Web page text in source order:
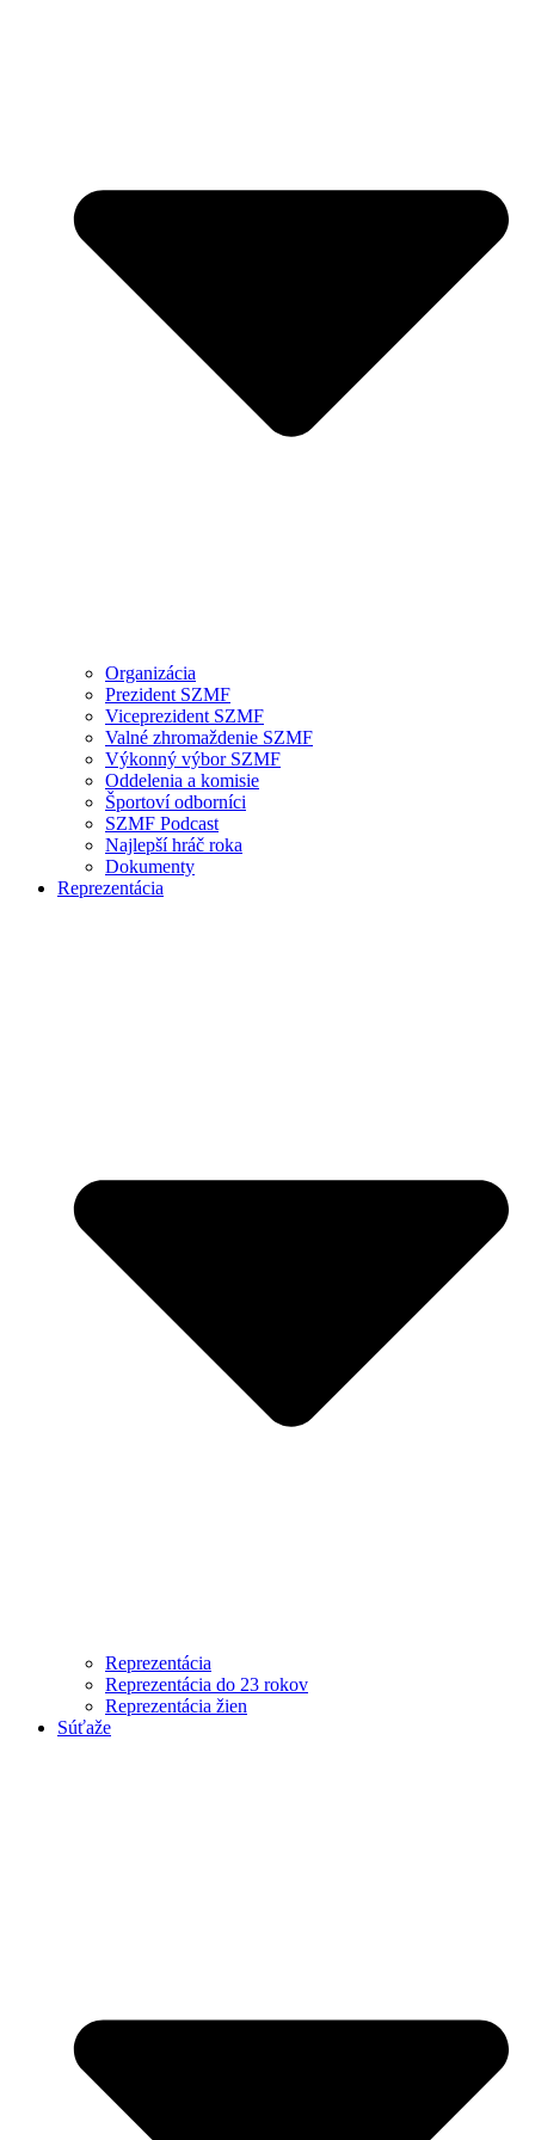
Organizácia
Prezident SZMF
Viceprezident SZMF
Valné zhromaždenie SZMF
Výkonný výbor SZMF
Oddelenia a komisie
Športoví odborníci
SZMF Podcast
Najlepší hráč roka
Dokumenty
Reprezentácia
Reprezentácia
Reprezentácia do 23 rokov
Reprezentácia žien
Súťaže